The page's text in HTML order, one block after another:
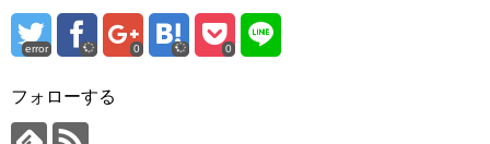
error 0 0
フォローする